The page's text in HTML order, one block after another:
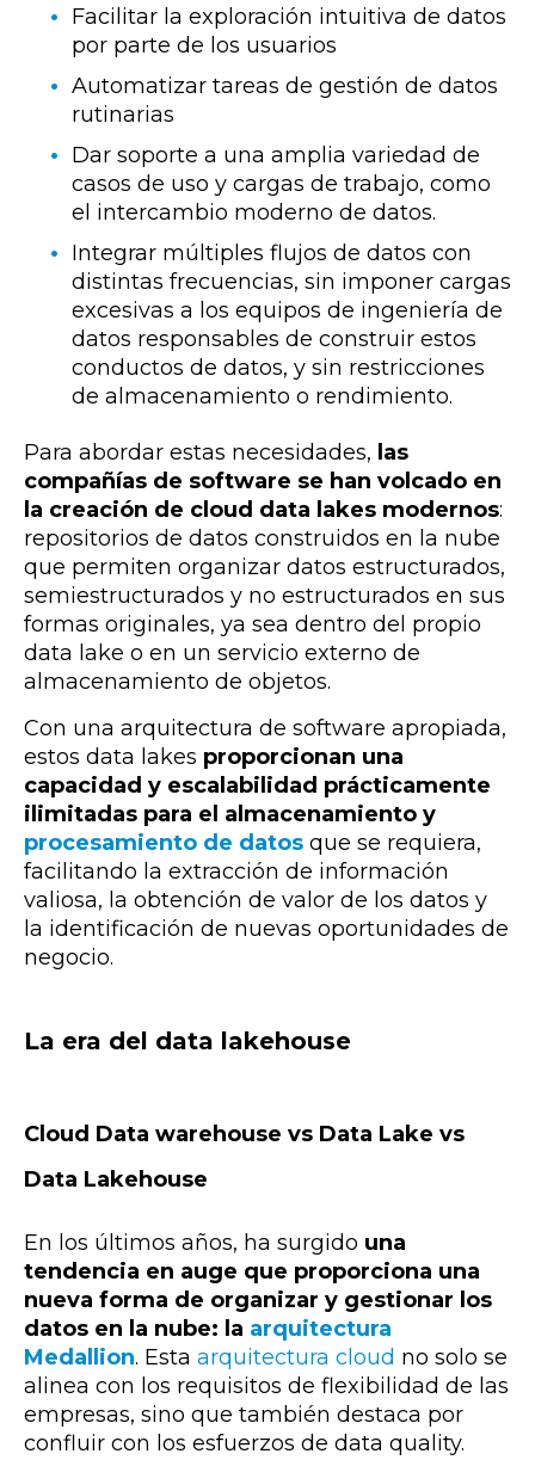
Facilitar la exploración intuitiva de datos
por parte de los usuarios
Automatizar tareas de gestión de datos
rutinarias
Dar soporte a una amplia variedad de
casos de uso y cargas de trabajo, como
el intercambio moderno de datos.
Integrar múltiples flujos de datos con
distintas frecuencias, sin imponer cargas
excesivas a los equipos de ingeniería de
datos responsables de construir estos
conductos de datos, y sin restricciones
de almacenamiento o rendimiento.
Para abordar estas necesidades, las
compañías de software se han volcado en
la creación de cloud data lakes modernos:
repositorios de datos construidos en la nube
que permiten organizar datos estructurados,
semiestructurados y no estructurados en sus
formas originales, ya sea dentro del propio
data lake o en un servicio externo de
almacenamiento de objetos.
Con una arquitectura de software apropiada,
estos data lakes proporcionan una
capacidad y escalabilidad prácticamente
ilimitadas para el almacenamiento y
procesamiento de datos que se requiera,
facilitando la extracción de información
valiosa, la obtención de valor de los datos y
la identificación de nuevas oportunidades de
negocio.
La era del data lakehouse
Cloud Data warehouse vs Data Lake vs
Data Lakehouse
En los últimos años, ha surgido una
tendencia en auge que proporciona una
nueva forma de organizar y gestionar los
datos en la nube: la arquitectura
Medallion. Esta arquitectura cloud no solo se
alinea con los requisitos de flexibilidad de las
empresas, sino que también destaca por
confluir con los esfuerzos de data quality.